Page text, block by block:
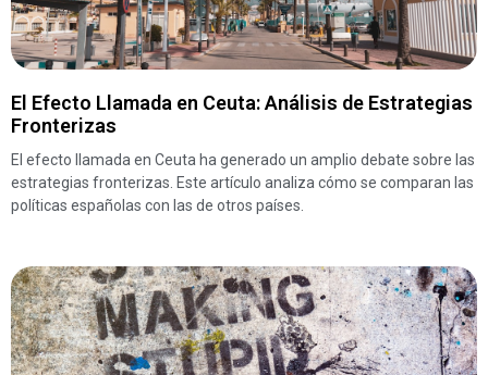
El Efecto Llamada en Ceuta: Análisis de Estrategias
Fronterizas
El efecto llamada en Ceuta ha generado un amplio debate sobre las
estrategias fronterizas. Este artículo analiza cómo se comparan las
políticas españolas con las de otros países.